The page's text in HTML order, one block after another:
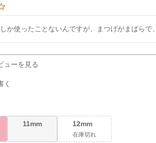
か使ったことないんですが、まつげがまばらで
ューを見る
く
11mm 12mm
在庫切れ